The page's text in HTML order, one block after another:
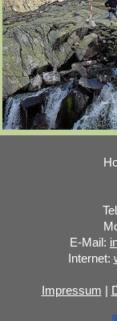
E-Mail:
Internet:
Impressum